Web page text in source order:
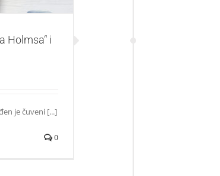
Holmsa“ i
je čuveni [...]
0